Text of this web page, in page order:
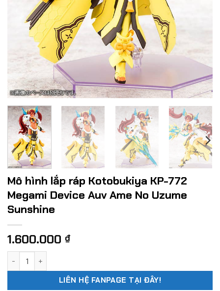
Mô hình lắp ráp Kotobukiya KP-772
Megami Device Auv Ame No Uzume
Sunshine
1.600.000 ₫
LIÊN HỆ FANPAGE TẠI ĐÂY!